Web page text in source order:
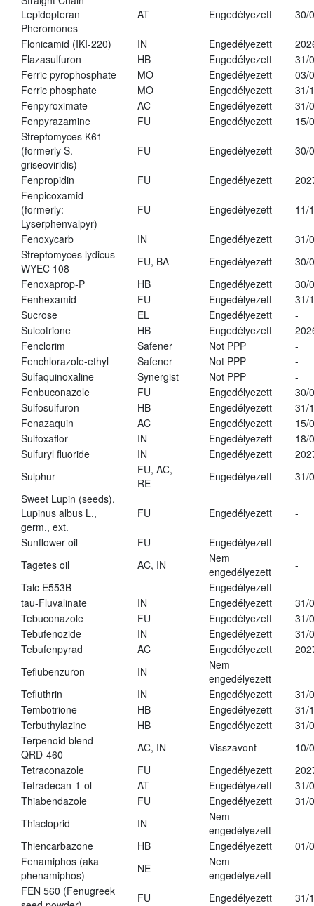
Lepidopteran
Pheromones
AT Engedélyezett 30/
Flonicamid (IKI-220) IN Engedélyezett
Flazasulfuron
HB Engedélyezett
31/
Ferric pyrophosphate
MO Engedélyezett
03/
Ferric phosphate
MO Engedélyezett
31/
Fenpyroximate
AC Engedélyezett
31/
Fenpyrazamine
FU Engedélyezett
15/
Streptomyces K61
(formerly S.
griseoviridis)
FU Engedélyezett 30/
Fenpropidin FU Engedélyezett
Fenpicoxamid
(formerly:
Lyserphenvalpyr)
FU Engedélyezett 11/
Fenoxycarb IN Engedélyezett
31/
Streptomyces lydicus
WYEC 108
FU, BA Engedélyezett
30/
Fenoxaprop-P
HB Engedélyezett
30/
Fenhexamid
FU Engedélyezett
31/
Sucrose
EL Engedélyezett
-
Sulcotrione
HB Engedélyezett
Fenclorim
Safener Not PPP
-
Fenchlorazole-ethyl
Safener Not PPP
-
Sulfaquinoxaline
Synergist Not PPP
-
Fenbuconazole
FU Engedélyezett
30/
Sulfosulfuron
HB Engedélyezett
31/
Fenazaquin
AC Engedélyezett
15/
Sulfoxaflor
IN Engedélyezett
18/
Sulfuryl fluoride
IN Engedélyezett
Sulphur
FU, AC,
RE
Engedélyezett
31/
Sweet Lupin (seeds),
Lupinus albus L.,
germ., ext.
FU Engedélyezett -
Sunflower oil FU Engedélyezett
-
Tagetes oil
AC, IN
Nem
engedélyezett
-
Talc E553B
- Engedélyezett
-
tau-Fluvalinate
IN Engedélyezett
31/
Tebuconazole
FU Engedélyezett
31/
Tebufenozide
IN Engedélyezett
31/
Tebufenpyrad
AC Engedélyezett
Teflubenzuron
IN
Nem
engedélyezett
Tefluthrin
IN Engedélyezett
31/
Tembotrione
HB Engedélyezett
31/
Terbuthylazine
HB Engedélyezett
31/
Terpenoid blend
QRD-460
AC, IN Visszavont
10/
Tetraconazole
FU Engedélyezett
Tetradecan-1-ol
AT Engedélyezett
31/
Thiabendazole
FU Engedélyezett
31/
Thiacloprid
IN
Nem
engedélyezett
Thiencarbazone
HB Engedélyezett
01/
Fenamiphos (aka
phenamiphos)
NE
Nem
engedélyezett
FEN 560 (Fenugreek
FU Engedélyezett 31/